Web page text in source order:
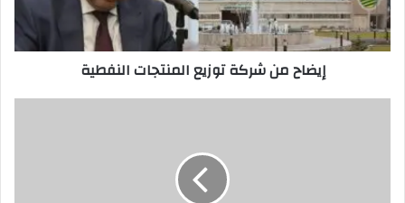
إيضاح من شركة توزيع المنتجات النفطية